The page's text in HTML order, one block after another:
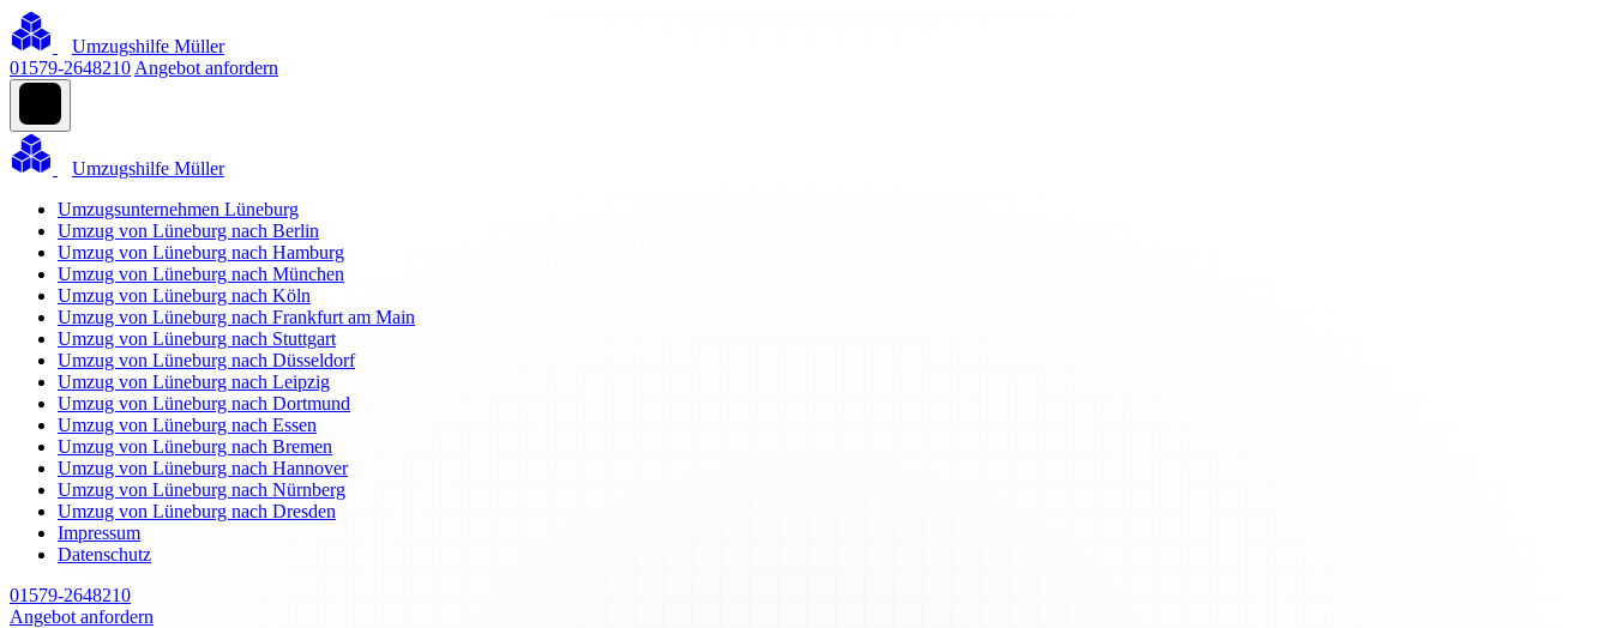
Umzugshilfe Müller
01579-2648210 Angebot anfordern
Umzugshilfe Müller
Umzugsunternehmen Lüneburg
Umzug von Lüneburg nach Berlin
Umzug von Lüneburg nach Hamburg
Umzug von Lüneburg nach München
Umzug von Lüneburg nach Köln
Umzug von Lüneburg nach Frankfurt am Main
Umzug von Lüneburg nach Stuttgart
Umzug von Lüneburg nach Düsseldorf
Umzug von Lüneburg nach Leipzig
Umzug von Lüneburg nach Dortmund
Umzug von Lüneburg nach Essen
Umzug von Lüneburg nach Bremen
Umzug von Lüneburg nach Hannover
Umzug von Lüneburg nach Nürnberg
Umzug von Lüneburg nach Dresden
Impressum
Datenschutz
01579-2648210
Angebot anfordern